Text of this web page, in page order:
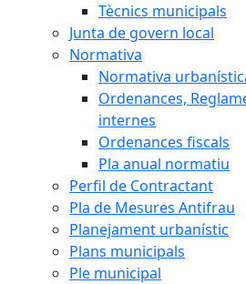
Tècnics municipals
Junta de govern local
Normativa
Normativa
Ordenances,
internes
Ordenances fiscals
Pla anual normatiu
Perfil de Contractant
Pla de Mesures Antifrau
Planejament urbanístic
Plans municipals
Ple municipal